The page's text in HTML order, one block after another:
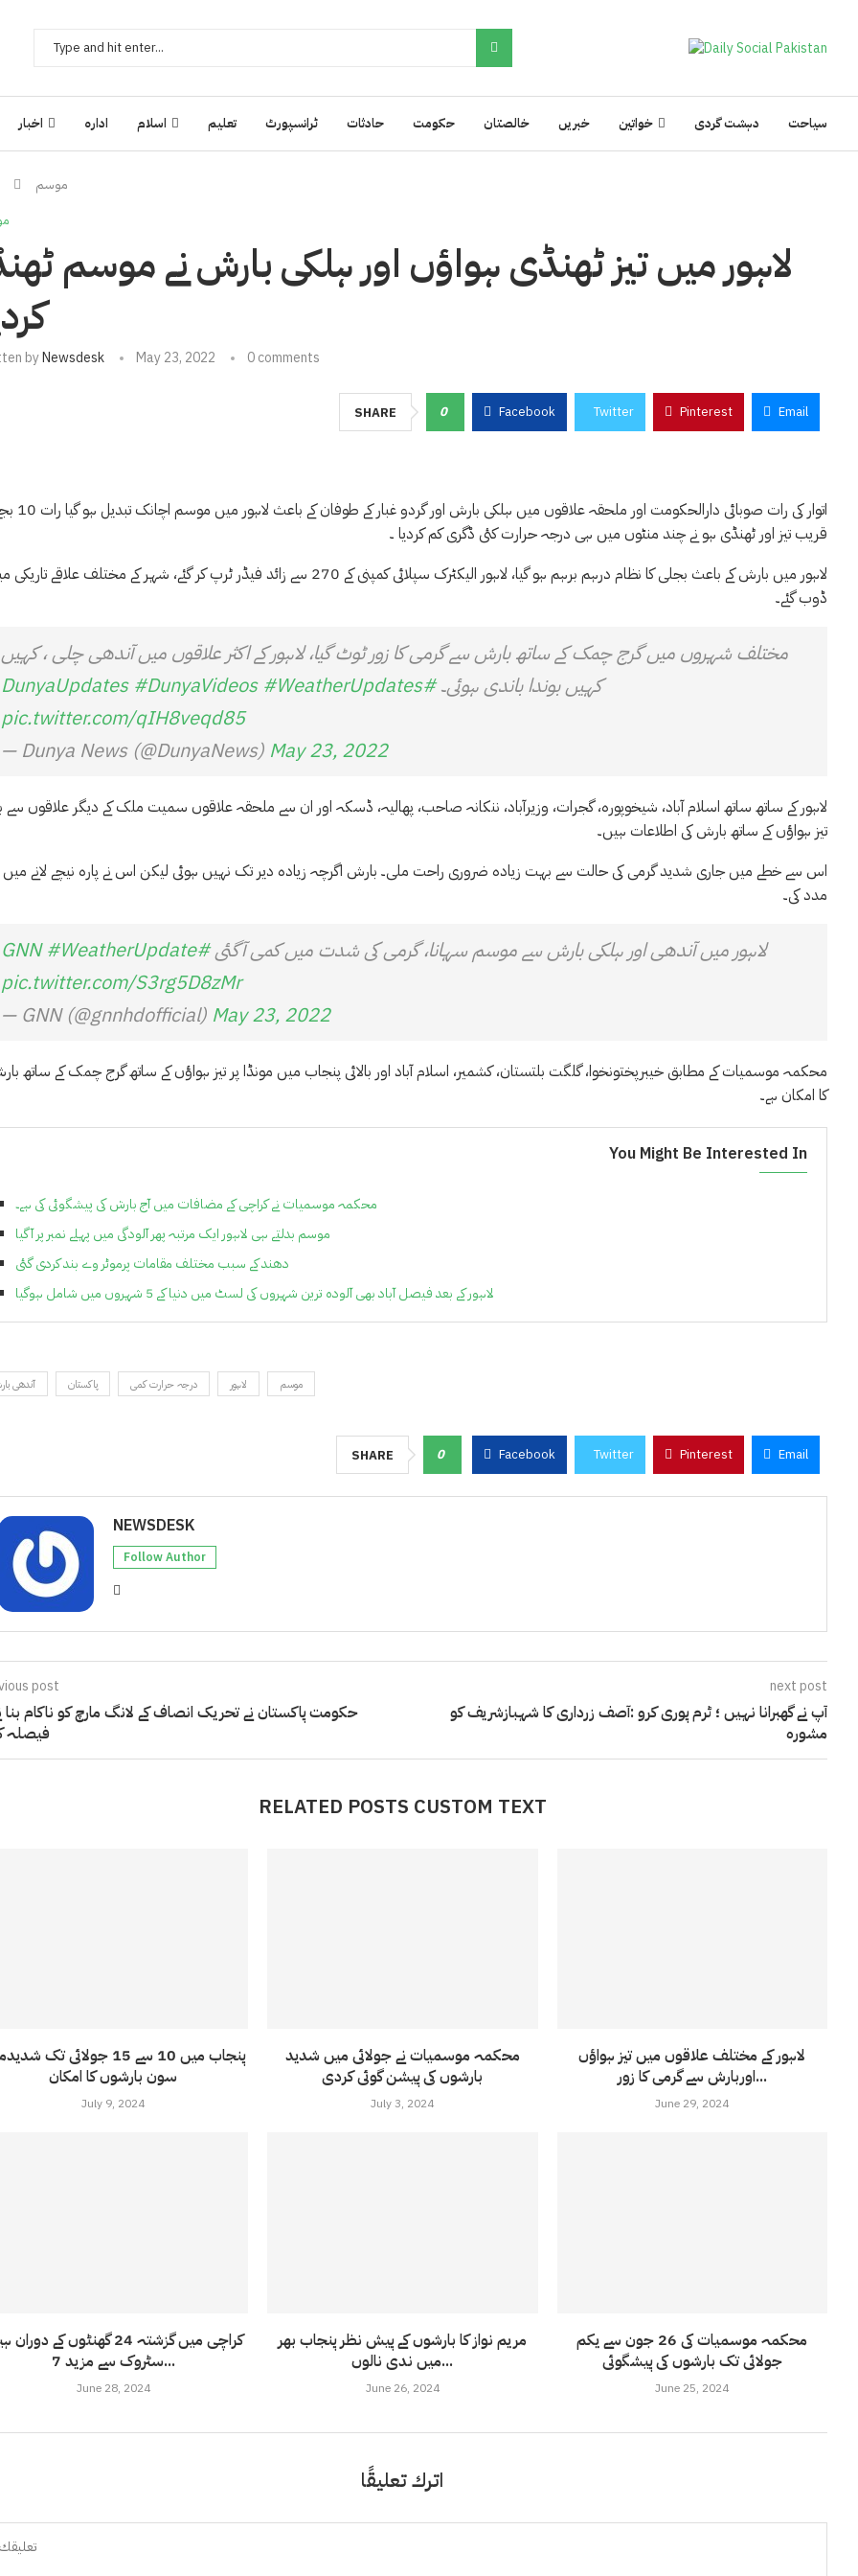
اخبار ادارہ اسلام تعلیم ٹرانسپورٹ حادثات حکومت خالصتان خبریں خواتین دہشت گردی سیاحت
موسم
لاہور میں تیز ٹھنڈی ہواؤں اور ہلکی بارش نے موسم
byNewsdesk May 23, 2022 0 comments
SHARE 0 Facebook Twitter Pinterest Email
اتوار کی رات صوبائی دارالحکومت اور
قریب تیز اور ٹھنڈی ہو نے چند منٹوں میں ہی درجہ حرارت کئی ڈگری کم کردیا ۔
لاہور میں بارش کے باعث بجلی کا نظام درہم برہم ہو گیا، لاہور الیکٹرک سپلائی کمپنی کے 270 سے زائد فیڈر ٹرپ کر گئے، شہر کے مختلف علاقے
ڈوب گئے۔
مختلف شہروں میں گرج چمک کے ساتھ بارش سے گرمی کا زور ٹوٹ گیا، لاہور کے اکثر علاقوں میں آندھی چلی ، کہیں
کہیں بوندا باندی ہوئی۔#DunyaUpdates
#DunyaVideos #WeatherUpdates
pic.twitter.com/qIH8veqd85
— Dunya News (@DunyaNews) May 23, 2022
لاہور کے ساتھ ساتھ اسلام آباد، شیخوپورہ، گجرات، وزیرآباد، ننکانہ صاحب، پھالیہ، ڈسکہ اور ان سے ملحقہ علاقوں سمیت ملک کے دیگر علاقوں سے
تیز ہواؤں کے ساتھ بارش کی اطلاعات ہیں۔
اس سے خطے میں جاری شدید گرمی کی حالت سے بہت زیادہ ضروری راحت ملی۔ بارش اگرچہ زیادہ دیر تک نہیں ہوئی لیکن اس نے پارہ نیچے لانے میں
مدد کی۔
لاہور میں آندھی اور ہلکی بارش سے موسم سہانا، گرمی کی شدت میں کمی آگئی#GNN
#WeatherUpdate
pic.twitter.com/S3rg5D8zMr
— GNN (@gnnhdofficial) May 23, 2022
محکمہ موسمیات کے مطابق خیبرپختونخوا، گلگت بلتستان، کشمیر، اسلام آباد اور بالائی پنجاب میں مونڈا پر تیز ہواؤں کے ساتھ گرج چمک کے ساتھ
کا امکان ہے۔
You Might Be Interested In
محکمہ موسمیات نے کراچی کے مضافات میں آج بارش کی پیشگوئی کی ہے۔
موسم بدلتے ہی لاہور ایک مرتبہ پھر آلودگی میں پہلے نمبر پر آگیا
دھند کے سبب مختلف مقامات پرموٹر وے بند کردی گئی
لاہور کے بعد فیصل آباد بھی آلودہ ترین شہروں کی لسٹ میں دنیا کے 5 شہروں میں شامل ہوگیا
آندھی پاکستان درجہ حرارت کمی لاہور موسم
SHARE 0 Facebook Twitter Pinterest Email
NEWSDESK
Follow Author
post
حکومت پاکستان نے تحریک انصاف کے لانگ مارچ کو ناکام بنا
فیصلہ
next post
آپ نے گھبرانا نہیں ؛ ٹرم پوری کرو :آصف زرداری کا شہبازشریف کو
مشورہ
RELATED POSTS CUSTOM TEXT
پنجاب میں 10 سے 15 جولائی تک
سون بارشوں کا امکان
July 9, 2024
محکمہ موسمیات نے جولائی میں شدید
بارشوں کی پیشن گوئی کردی
July 3, 2024
لاہور کے مختلف علاقوں میں تیز ہواؤں
اوربارش سے گرمی کا زور...
June 29, 2024
کراچی میں گزشتہ 24 گھنٹوں کے
سٹروک سے مزید 7...
June 28, 2024
مریم نواز کا بارشوں کے پیش نظر پنجاب بھر
میں ندی نالوں...
June 26, 2024
محکمہ موسمیات کی 26 جون سے یکم
جولائی تک بارشوں کی پیشگوئی
June 25, 2024
اترك تعليقًا